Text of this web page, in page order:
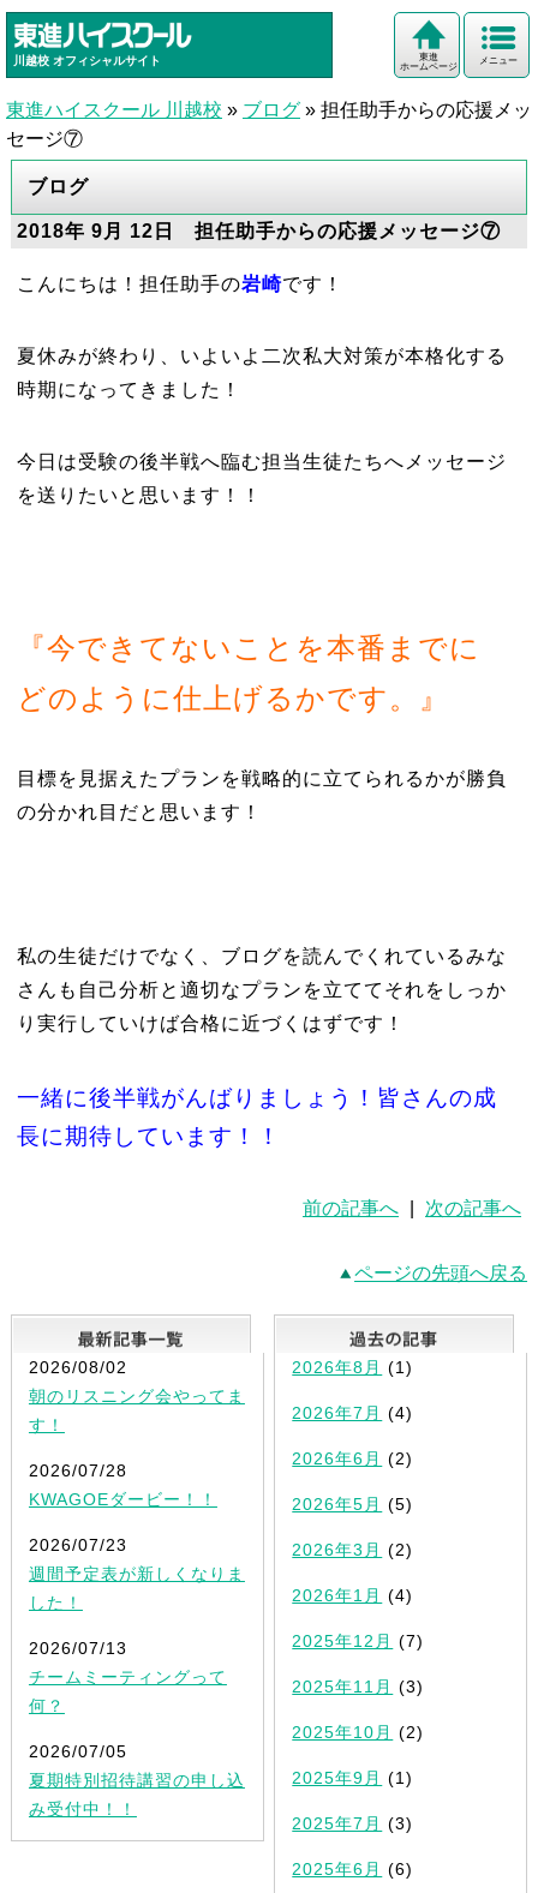
川越校 オフィシャルサイト メニュー
東進
ホームページ
東進ハイスクール 川越校 » ブログ » 担任助手からの応援メッ
セージ⑦
ブログ
2018年 9月 12日 担任助手からの応援メッセージ⑦
こんにちは！担任助手の岩崎です！
夏休みが終わり、いよいよ二次私大対策が本格化する
時期になってきました！
今日は受験の後半戦へ臨む担当生徒たちへメッセージ
を送りたいと思います！！
『今できてないことを本番までに
どのように仕上げるかです。』
目標を見据えたプランを戦略的に立てられるかが勝負
の分かれ目だと思います！
私の生徒だけでなく、ブログを読んでくれているみな
さんも自己分析と適切なプランを立ててそれをしっか
り実行していけば合格に近づくはずです！
一緒に後半戦がんばりましょう！皆さんの成
長に期待しています！！
前の記事へ 次の記事へ
ページの先頭へ戻る
最新記事一覧
2026/08/02
朝のリスニング会やってま
す！
2026/07/28
KWAGOEダービー！！
2026/07/23
週間予定表が新しくなりま
した！
2026/07/13
チームミーティングって
何？
2026/07/05
夏期特別招待講習の申し込
み受付中！！
2026年8月 (1)
2026年7月 (4)
2026年6月 (2)
2026年5月 (5)
2026年3月 (2)
2026年1月 (4)
2025年12月 (7)
2025年11月 (3)
2025年10月 (2)
2025年9月 (1)
2025年7月 (3)
2025年6月 (6)